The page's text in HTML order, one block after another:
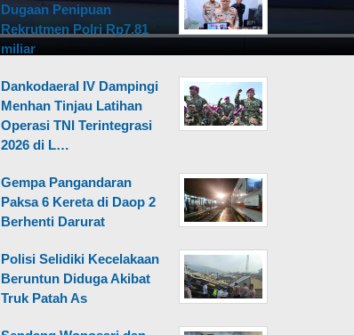
Dugaan Penipuan
Rekrutmen Polri Rp7,81
miliar
Dankodaeral IV Dampingi
Menhan Tinjau Latihan
Operasi TNI Terintegrasi
2026 di L…
Gempa Pangandaran
Paksa 6 Kereta di Daop 2
Berhenti Darurat
Polisi Selidiki Kecelakaan
Beruntun Diduga Akibat
Truk Patah As